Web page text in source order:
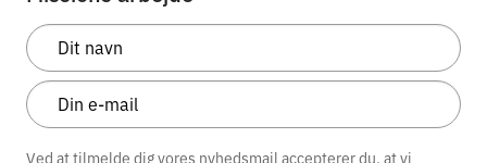
Skal muslimer møde Jesus, må man til en start
forstå, at forskellen på en iraker og en iraner er
mere end blot et bogstav. Det var en af pointerne,
da netværket Mahabba samledes til en…